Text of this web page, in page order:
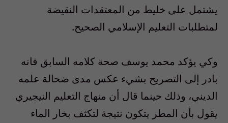
يشتمل على خليط من المعتقدات النقيضة
لمتطلبات التعليم الإسلامي الصحيح.
وكي يؤكد محمد يوسف صحة كلامه السابق فانه
بادر إلى التصريح بشيء عكس مدى ضحالة علمه
الديني، وذلك حينما قال أن منهاج التعليم النيجيري
يقول بأن المطر يتكون نتيجة لتكثف بخار الماء